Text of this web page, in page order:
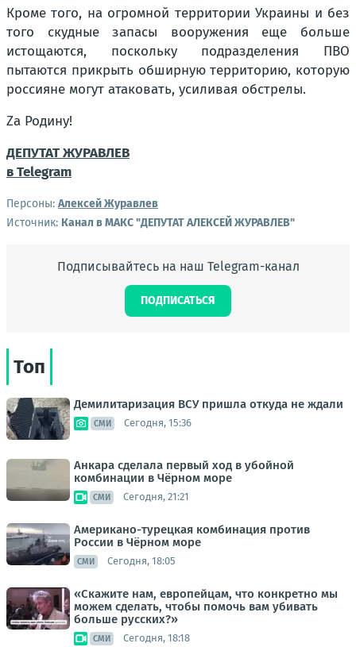
Кроме того, на огромной территории Украины и без
того скудные запасы вооружения еще больше
истощаются, поскольку подразделения ПВО
пытаются прикрыть обширную территорию, которую
россияне могут атаковать, усиливая обстрелы.
Za Родину!
ДЕПУТАТ ЖУРАВЛЕВ
в Telegram
Персоны: Алексей Журавлев
Источник: Канал в МАКС "ДЕПУТАТ АЛЕКСЕЙ ЖУРАВЛЕВ"
Подписывайтесь на наш Telegram-канал
ПОДПИСАТЬСЯ
Топ
Демилитаризация ВСУ пришла откуда не ждали
СМИ Сегодня, 15:36
Анкара сделала первый ход в убойной
комбинации в Чёрном море
СМИ Сегодня, 21:21
Американо-турецкая комбинация против
России в Чёрном море
СМИ Сегодня, 18:05
«Скажите нам, европейцам, что конкретно мы
можем сделать, чтобы помочь вам убивать
больше русских?»
СМИ Сегодня, 18:18